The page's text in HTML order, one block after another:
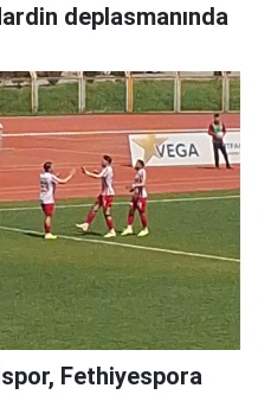
deplasmanında
Fethiyespora